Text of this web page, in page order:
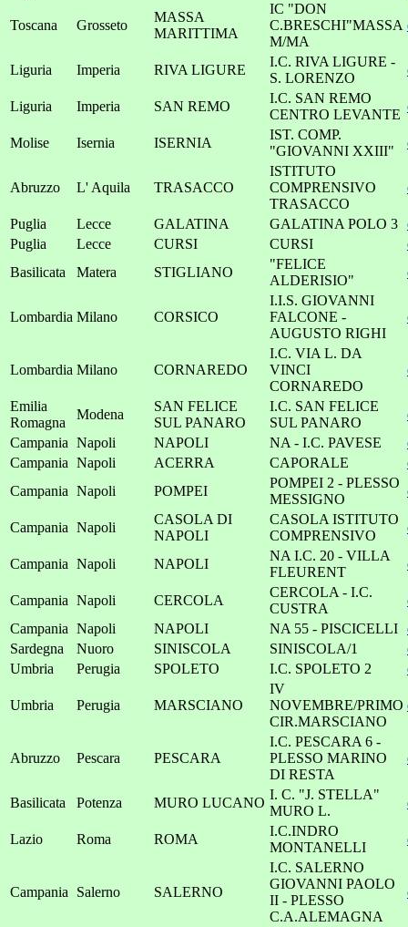
Toscana Grosseto
MASSA
MARITTIMA
IC "DON
C.BRESCHI"MASSA
M/MA
Liguria Imperia RIVA LIGURE
I.C. RIVA LIGURE -
S. LORENZO
Liguria Imperia SAN REMO
I.C. SAN REMO
CENTRO LEVANTE
Molise Isernia ISERNIA
IST. COMP.
"GIOVANNI XXIII"
Abruzzo L' Aquila TRASACCO
ISTITUTO
COMPRENSIVO
TRASACCO
Puglia Lecce GALATINA GALATINA POLO 3
Puglia
Lecce CURSI CURSI
Basilicata
Matera STIGLIANO
"FELICE
ALDERISIO"
Lombardia Milano CORSICO
I.I.S. GIOVANNI
FALCONE -
AUGUSTO RIGHI
Lombardia Milano CORNAREDO
I.C. VIA L. DA
VINCI
CORNAREDO
Emilia
Romagna
Modena
SAN FELICE
SUL PANARO
I.C. SAN FELICE
SUL PANARO
Campania Napoli NAPOLI NA - I.C. PAVESE
Campania Napoli ACERRA CAPORALE
Campania Napoli POMPEI
POMPEI 2 - PLESSO
MESSIGNO
Campania Napoli
CASOLA DI
NAPOLI
CASOLA ISTITUTO
COMPRENSIVO
Campania Napoli NAPOLI
NA I.C. 20 - VILLA
FLEURENT
Campania Napoli CERCOLA
CERCOLA - I.C.
CUSTRA
Campania Napoli NAPOLI NA 55 - PISCICELLI
Sardegna
Nuoro SINISCOLA SINISCOLA/1
Umbria
Perugia SPOLETO I.C. SPOLETO 2
Umbria Perugia MARSCIANO
IV
NOVEMBRE/PRIMO
CIR.MARSCIANO
Abruzzo Pescara PESCARA
I.C. PESCARA 6 -
PLESSO MARINO
DI RESTA
Basilicata Potenza MURO LUCANO
I. C. "J. STELLA"
MURO L.
Lazio Roma ROMA
I.C.INDRO
MONTANELLI
Campania Salerno SALERNO
I.C. SALERNO
GIOVANNI PAOLO
II - PLESSO
C.A.ALEMAGNA